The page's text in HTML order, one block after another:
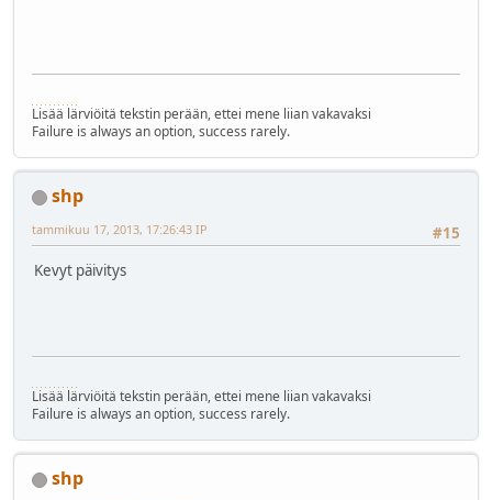
Lisää lärviöitä tekstin perään, ettei mene liian vakavaksi
Failure is always an option, success rarely.
shp
#15
tammikuu 17, 2013, 17:26:43 IP
Kevyt päivitys
Lisää lärviöitä tekstin perään, ettei mene liian vakavaksi
Failure is always an option, success rarely.
shp